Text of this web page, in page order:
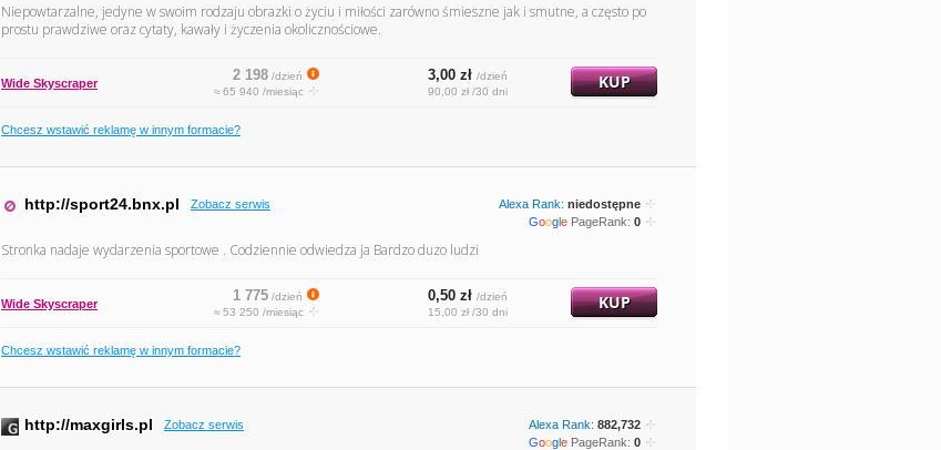
Niepowtarzalne, jedyne w swoim rodzaju obrazki o życiu i miłości zarówno śmieszne jak i smutne, a często po
prostu prawdziwe oraz cytaty, kawały i życzenia okolicznościowe.
Wide Skyscraper 2 198/dzień
≈ 65 940 /miesiąc
3,00 zł /dzień
90,00 zł /30 dni
KUP
Chcesz wstawić reklamę w innym formacie?
http://sport24.bnx.pl Zobacz serwis Alexa Rank: niedostępne
Google PageRank: 0
Stronka nadaje wydarzenia sportowe . Codziennie odwiedza ja Bardzo duzo ludzi
Wide Skyscraper 1 775/dzień
≈ 53 250 /miesiąc
0,50 zł /dzień
15,00 zł /30 dni
KUP
Chcesz wstawić reklamę w innym formacie?
http://maxgirls.pl Zobacz serwis Alexa Rank: 882,732
Google PageRank: 0